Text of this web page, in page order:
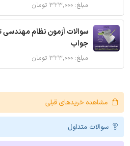
مبلغ: ۳۲۳,۰۰۰ تومان
سوالات آزمون نظام مهندسی
جواب
مبلغ: ۳۲۳,۰۰۰ تومان
مشاهده خریدهای قبلی
سوالات متداول